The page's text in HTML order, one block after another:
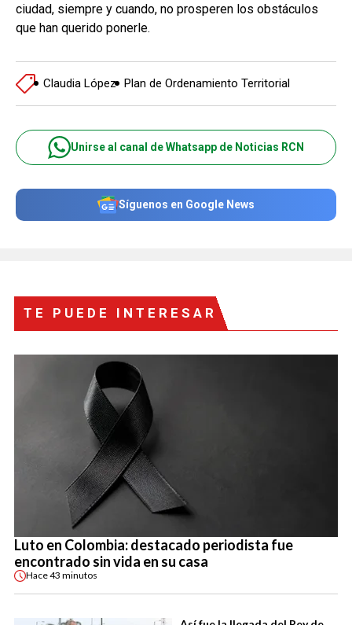
ciudad, siempre y cuando, no prosperen los obstáculos
que han querido ponerle.
Claudia López Plan de Ordenamiento Territorial
Unirse al canal de Whatsapp de Noticias RCN
Síguenos en Google News
TE PUEDE INTERESAR
Luto en Colombia: destacado periodista fue
encontrado sin vida en su casa
Hace43 minutos